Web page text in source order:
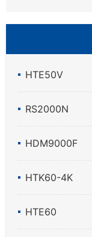
HTE50V
RS2000N
HDM9000F
HTK60-4K
HTE60